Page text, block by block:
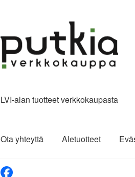
navigointiin
sisältöön
LVI-alan tuotteet verkkokaupasta
Ota yhteyttä Aletuotteet